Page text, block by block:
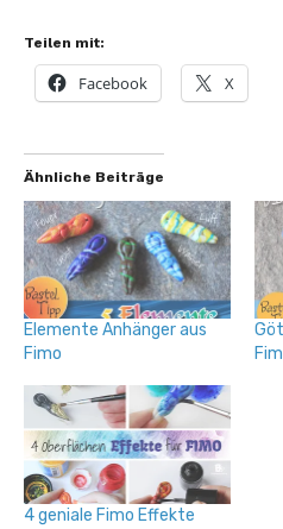
Teilen mit:
Facebook X
Ähnliche Beiträge
Elemente Anhänger aus
Fimo
4 geniale Fimo Effekte